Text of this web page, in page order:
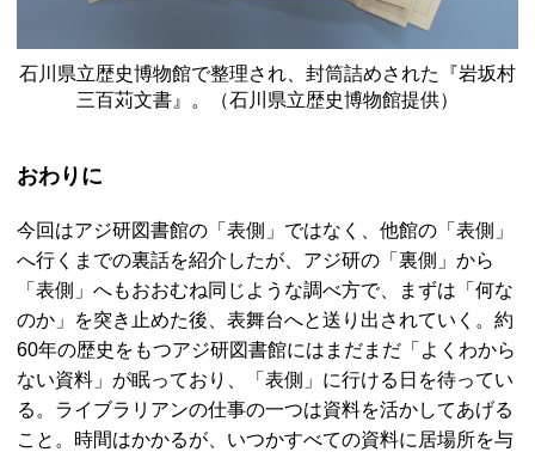
石川県立歴史博物館で整理され、封筒詰めされた『岩坂村
三百苅文書』。（石川県立歴史博物館提供）
おわりに
今回はアジ研図書館の「表側」ではなく、他館の「表側」
へ行くまでの裏話を紹介したが、アジ研の「裏側」から
「表側」へもおおむね同じような調べ方で、まずは「何な
のか」を突き止めた後、表舞台へと送り出されていく。約
60年の歴史をもつアジ研図書館にはまだまだ「よくわから
ない資料」が眠っており、「表側」に行ける日を待ってい
る。ライブラリアンの仕事の一つは資料を活かしてあげる
こと。時間はかかるが、いつかすべての資料に居場所を与